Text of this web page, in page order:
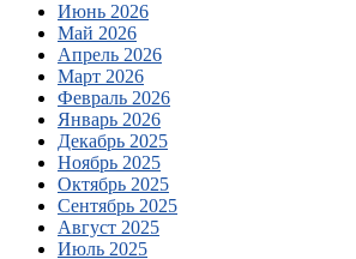
Июнь 2026
Май 2026
Апрель 2026
Март 2026
Февраль 2026
Январь 2026
Декабрь 2025
Ноябрь 2025
Октябрь 2025
Сентябрь 2025
Август 2025
Июль 2025